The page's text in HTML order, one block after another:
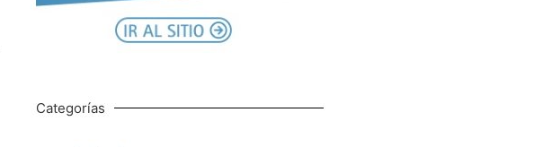
Categorías